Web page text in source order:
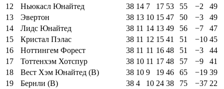
12
Ньюкасл Юнайтед 38 14 7 17 53 55 −2
49
13
Эвертон 38 13 10 15 47 50 −3
49
14
Лидс Юнайтед 38 11 14 13 49 56 −7
47
15
Кристал Пэлас 38 11 12 15 41 51 −10 45
16
Ноттингем Форест 38 11 11 16 48 51 −3
44
17
Тоттенхэм Хотспур 38 10 11 17 48 57 −9
41
18
Вест Хэм Юнайтед (В) 38 10 9 19 46 65 −19 39
19
Бернли (В) 38 4 10 24 38 75 −37 22